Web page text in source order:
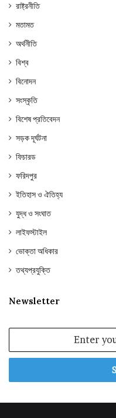
রাষ্ট্রনীতি
মতামত
অর্থনীতি
বিশ্ব
বিনোদন
সংস্কৃতি
বিশেষ প্রতিবেদন
সড়ক দূর্ঘটনা
ফিচারড
ফরিদপুর
ইতিহাস ও ঐতিহ্য
যুদ্ধ ও সংঘাত
লাইফস্টাইল
ভোক্তা অধিকার
তথ্যপ্রযুক্তি
Newsletter
Email